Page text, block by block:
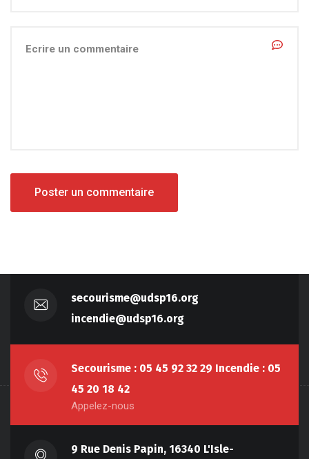
secourisme@udsp16.org
incendie@udsp16.org
Secourisme : 05 45 92 32 29 Incendie : 05
45 20 18 42
Appelez-nous
9 Rue Denis Papin, 16340 L'Isle-